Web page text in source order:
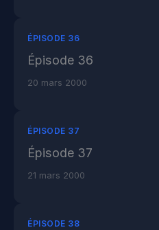
ÉPISODE 36
Épisode 36
20 mars 2000
ÉPISODE 37
Épisode 37
21 mars 2000
ÉPISODE 38